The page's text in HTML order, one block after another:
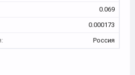
0.069
0.000173
Россия